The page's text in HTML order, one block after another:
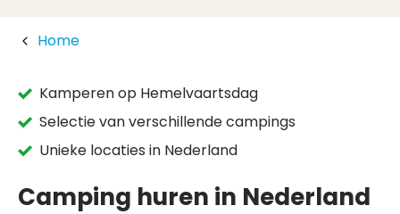
Home
Kamperen op Hemelvaartsdag
Selectie van verschillende campings
Unieke locaties in Nederland
Camping huren in Nederland